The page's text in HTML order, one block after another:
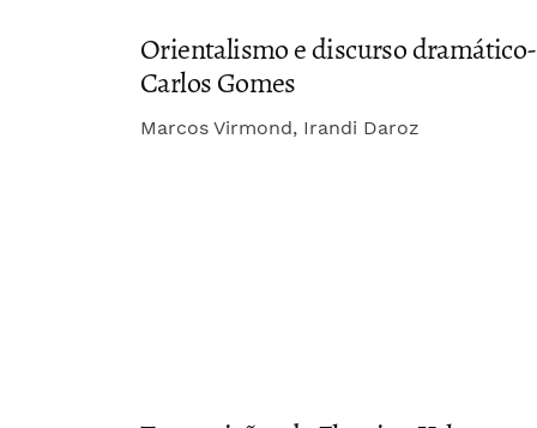
Orientalismo e discurso
Carlos Gomes
Marcos Virmond, Irandi Daroz